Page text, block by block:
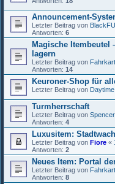
Announcement-
Letzter Beitrag von
Antworten: 6
Magische Itembeutel
lagern
Letzter Beitrag von
Antworten: 14
Keuroner-Shop für
Letzter Beitrag von
Turmherrschaft
Letzter Beitrag von Spencer
Antworten: 4
Luxusitem:
Letzter Beitrag von Fiore «
Antworten: 2
Neues Item: Portal
Letzter Beitrag von
Antworten: 8